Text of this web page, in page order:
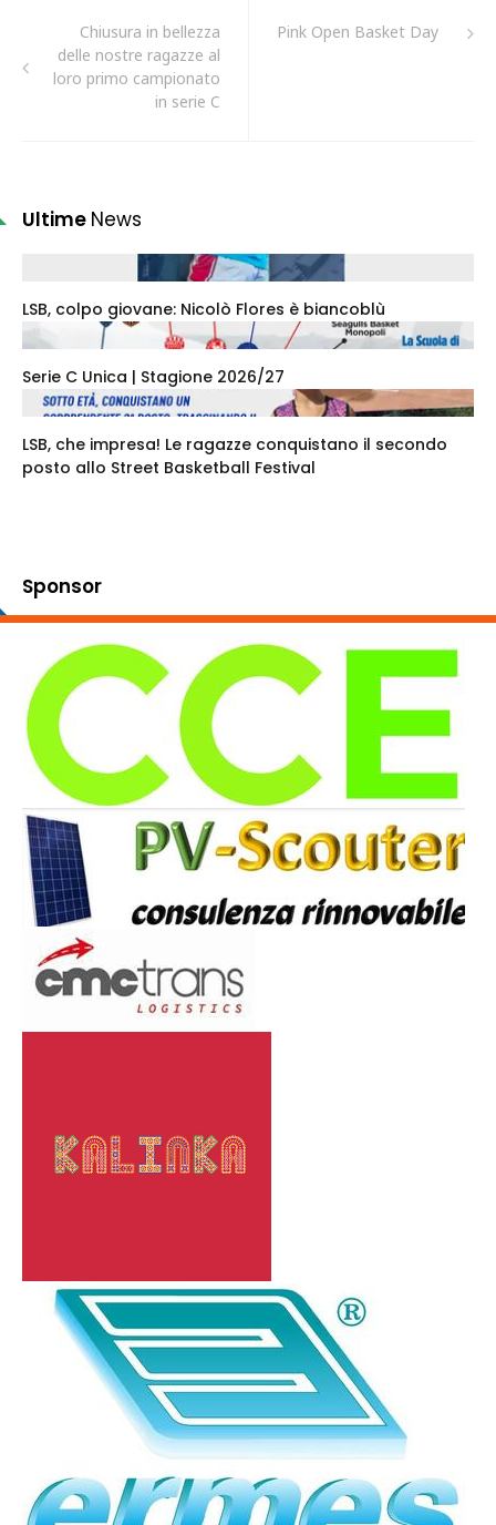
Chiusura in bellezza
delle nostre ragazze al
loro primo campionato
in serie C
Pink Open Basket Day
Ultime News
LSB, colpo giovane: Nicolò Flores è biancoblù
Serie C Unica | Stagione 2026/27
LSB, che impresa! Le ragazze conquistano il secondo
posto allo Street Basketball Festival
Sponsor